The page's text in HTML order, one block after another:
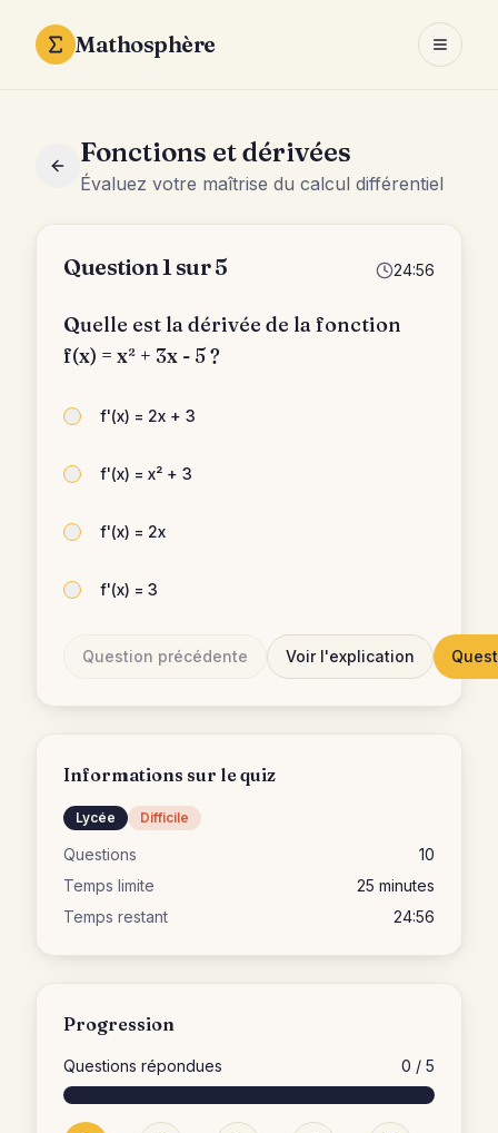
Mathosphère Ouvrir
Fonctions et dérivées
Évaluez votre maîtrise du calcul différentiel
Question1sur5 24:56
Quelle est la dérivée de la fonction
f(x) = x² + 3x - 5 ?
f'(x) = 2x + 3
f'(x) = x² + 3
f'(x) = 2x
f'(x) = 3
Question précédente Voir l'explication
Informations sur le quiz
Lycée Difficile
Questions
10
Temps limite
25 minutes
Temps restant
24:56
Progression
Questions répondues 0 / 5